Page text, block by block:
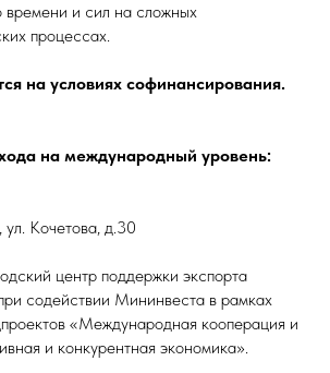
и сил на сложных
процессах.
на условиях софинансирования.
на международный уровень:
Кочетова, д.30
центр поддержки экспорта
содействии Мининвеста в рамках
«Международная кооперация и
и конкурентная экономика».